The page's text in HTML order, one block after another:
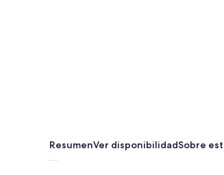
ResumenVer disponibilidadSobre